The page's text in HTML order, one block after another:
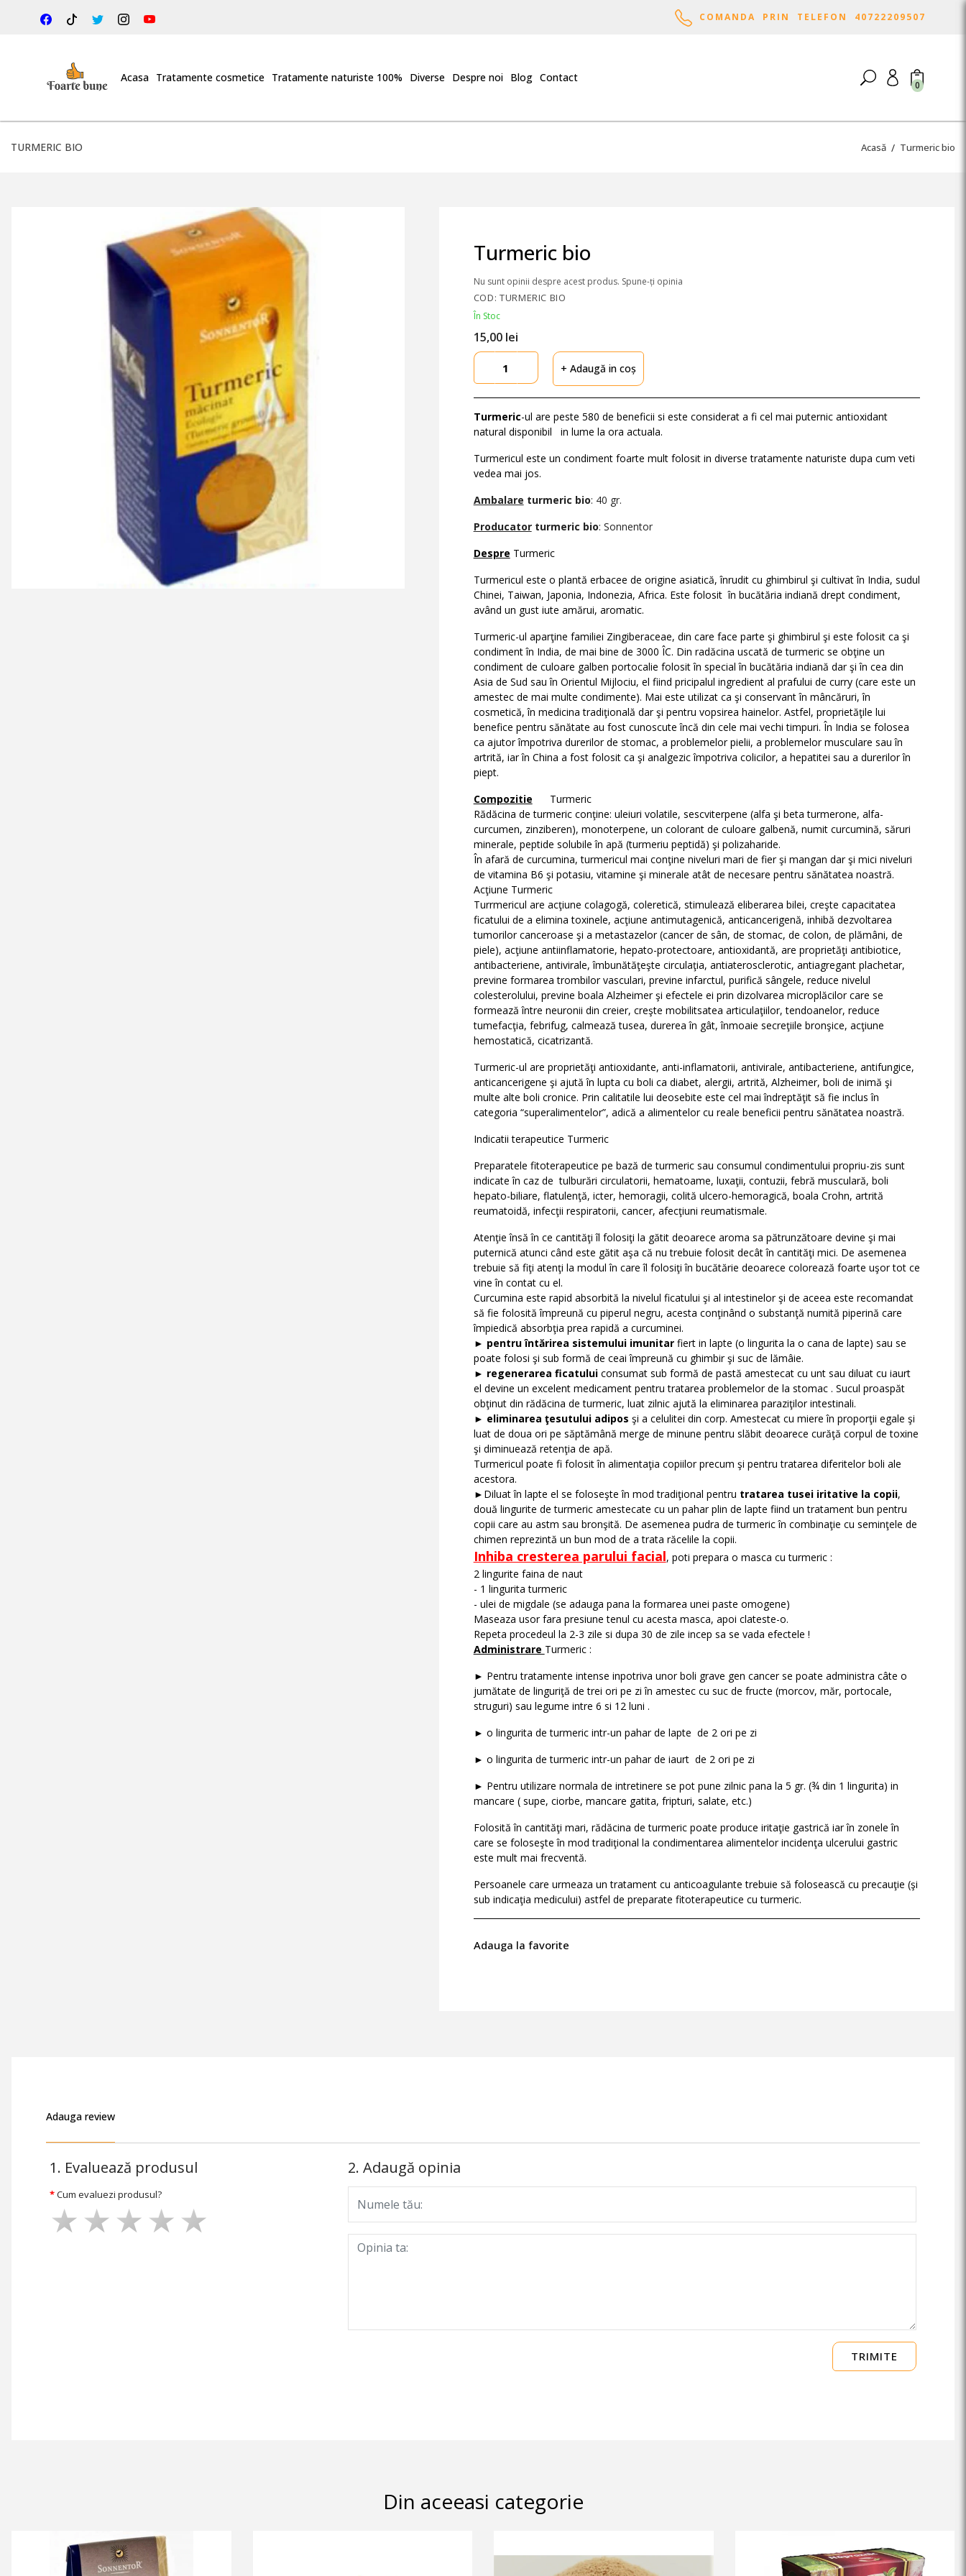
COMANDA PRIN TELEFON 40722209507
Acasa Tratamente cosmetice Tratamente naturiste 100% Diverse Despre noi Blog Contact
0
TURMERIC BIO Acasă Turmeric bio
Turmeric bio
Nu sunt opinii despre acest produs. Spune-ți opinia
COD: TURMERIC BIO
În Stoc
15,00lei
+ Adaugă in coș
Turmeric-ul are peste 580 de beneficii si este considerat a fi cel mai puternic antioxidant
natural disponibil in lume la ora actuala.
Turmericul este un condiment foarte mult folosit in diverse tratamente naturiste dupa cum veti
vedea mai jos.
Ambalare turmeric bio: 40 gr.
Producator turmeric bio: Sonnentor
Despre Turmeric
Turmericul este o plantă erbacee de origine asiatică, înrudit cu ghimbirul şi cultivat în India, sudul
Chinei, Taiwan, Japonia, Indonezia, Africa. Este folosit în bucătăria indiană drept condiment,
având un gust iute amărui, aromatic.
Turmeric-ul aparţine familiei Zingiberaceae, din care face parte şi ghimbirul şi este folosit ca şi
condiment în India, de mai bine de 3000 ÎC. Din radăcina uscată de turmeric se obţine un
condiment de culoare galben portocalie folosit în special în bucătăria indiană dar şi în cea din
Asia de Sud sau în Orientul Mijlociu, el fiind pricipalul ingredient al prafului de curry (care este un
amestec de mai multe condimente). Mai este utilizat ca şi conservant în mâncăruri, în
cosmetică, în medicina tradiţională dar şi pentru vopsirea hainelor. Astfel, proprietăţile lui
benefice pentru sănătate au fost cunoscute încă din cele mai vechi timpuri. În India se folosea
ca ajutor împotriva durerilor de stomac, a problemelor pielii, a problemelor musculare sau în
artrită, iar în China a fost folosit ca şi analgezic împotriva colicilor, a hepatitei sau a durerilor în
piept.
Compozitie
Turmeric
Rădăcina de turmeric conţine: uleiuri volatile, sescviterpene (alfa şi beta turmerone, alfa-
curcumen, zinziberen), monoterpene, un colorant de culoare galbenă, numit curcumină, săruri
minerale, peptide solubile în apă (turmeriu peptidă) şi polizaharide.
În afară de curcumina, turmericul mai conţine niveluri mari de fier şi mangan dar şi mici niveluri
de vitamina B6 şi potasiu, vitamine şi minerale atât de necesare pentru sănătatea noastră.
Acţiune Turmeric
Turrmericul are acţiune colagogă, coleretică, stimulează eliberarea bilei, creşte capacitatea
ficatului de a elimina toxinele, acţiune antimutagenică, anticancerigenă, inhibă dezvoltarea
tumorilor canceroase şi a metastazelor (cancer de sân, de stomac, de colon, de plămâni, de
piele), acţiune antiinflamatorie, hepato-protectoare, antioxidantă, are proprietăţi antibiotice,
antibacteriene, antivirale, îmbunătăţeşte circulaţia, antiaterosclerotic, antiagregant plachetar,
previne formarea trombilor vasculari, previne infarctul, purifică sângele, reduce nivelul
colesterolului, previne boala Alzheimer şi efectele ei prin dizolvarea microplăcilor care se
formează între neuronii din creier, creşte mobilitsatea articulaţiilor, tendoanelor, reduce
tumefacţia, febrifug, calmează tusea, durerea în gât, înmoaie secreţiile bronşice, acţiune
hemostatică, cicatrizantă.
Turmeric-ul are proprietăţi antioxidante, anti-inflamatorii, antivirale, antibacteriene, antifungice,
anticancerigene şi ajută în lupta cu boli ca diabet, alergii, artrită, Alzheimer, boli de inimă şi
multe alte boli cronice. Prin calitatile lui deosebite este cel mai îndreptăţit să fie inclus în
categoria “superalimentelor”, adică a alimentelor cu reale beneficii pentru sănătatea noastră.
Indicatii terapeutice Turmeric
Preparatele fitoterapeutice pe bază de turmeric sau consumul condimentului propriu-zis sunt
indicate în caz de tulburări circulatorii, hematoame, luxaţii, contuzii, febră musculară, boli
hepato-biliare, flatulenţă, icter, hemoragii, colită ulcero-hemoragică, boala Crohn, artrită
reumatoidă, infecţii respiratorii, cancer, afecţiuni reumatismale.
Atenţie însă în ce cantităţi îl folosiţi la gătit deoarece aroma sa pătrunzătoare devine şi mai
puternică atunci când este gătit aşa că nu trebuie folosit decât în cantităţi mici. De asemenea
trebuie să fiţi atenţi la modul în care îl folosiţi în bucătărie deoarece colorează foarte uşor tot ce
vine în contat cu el.
Curcumina este rapid absorbită la nivelul ficatului şi al intestinelor şi de aceea este recomandat
să fie folosită împreună cu piperul negru, acesta conţinând o substanţă numită piperină care
împiedică absorbţia prea rapidă a curcuminei.
► pentru întărirea sistemului imunitarfiert in lapte (o lingurita la o cana de lapte) sau se
poate folosi şi sub formă de ceai împreună cu ghimbir şi suc de lămâie.
► regenerarea ficatuluiconsumat sub formă de pastă amestecat cu unt sau diluat cu iaurt
el devine un excelent medicament pentru tratarea problemelor de la stomac . Sucul proaspăt
obţinut din rădăcina de turmeric, luat zilnic ajută la eliminarea paraziţilor intestinali.
► eliminarea ţesutului adipos şi a celulitei din corp. Amestecat cu miere în proporţii egale şi
luat de doua ori pe săptămână merge de minune pentru slăbit deoarece curăţă corpul de toxine
şi diminuează retenţia de apă.
Turmericul poate fi folosit în alimentaţia copiilor precum şi pentru tratarea diferitelor boli ale
acestora.
►Diluat în lapte el se foloseşte în mod tradiţional pentru tratarea tusei iritative la copii,
două lingurite de turmeric amestecate cu un pahar plin de lapte fiind un tratament bun pentru
copii care au astm sau bronşită. De asemenea pudra de turmeric în combinaţie cu seminţele de
chimen reprezintă un bun mod de a trata răcelile la copii.
Inhiba cresterea parului facial, poti prepara o masca cu turmeric :
2 lingurite faina de naut
- 1 lingurita turmeric
- ulei de migdale (se adauga pana la formarea unei paste omogene)
Maseaza usor fara presiune tenul cu acesta masca, apoi clateste-o.
Repeta procedeul la 2-3 zile si dupa 30 de zile incep sa se vada efectele !
Administrare Turmeric :
► Pentru tratamente intense inpotriva unor boli grave gen cancer se poate administra câte o
jumătate de linguriţă de trei ori pe zi în amestec cu suc de fructe (morcov, măr, portocale,
struguri) sau legume intre 6 si 12 luni .
► o lingurita de turmeric intr-un pahar de lapte de 2 ori pe zi
► o lingurita de turmeric intr-un pahar de iaurt de 2 ori pe zi
► Pentru utilizare normala de intretinere se pot pune zilnic pana la 5 gr. (¾ din 1 lingurita) in
mancare ( supe, ciorbe, mancare gatita, fripturi, salate, etc.)
Folosită în cantităţi mari, rădăcina de turmeric poate produce iritaţie gastrică iar în zonele în
care se foloseşte în mod tradiţional la condimentarea alimentelor incidenţa ulcerului gastric
este mult mai frecventă.
Persoanele care urmeaza un tratament cu anticoagulante trebuie să folosească cu precauţie (şi
sub indicaţia medicului) astfel de preparate fitoterapeutice cu turmeric.
Adauga la favorite
Adauga review
1. Evaluează produsul
Cum evaluezi produsul?
2. Adaugă opinia
TRIMITE
Din aceeasi categorie